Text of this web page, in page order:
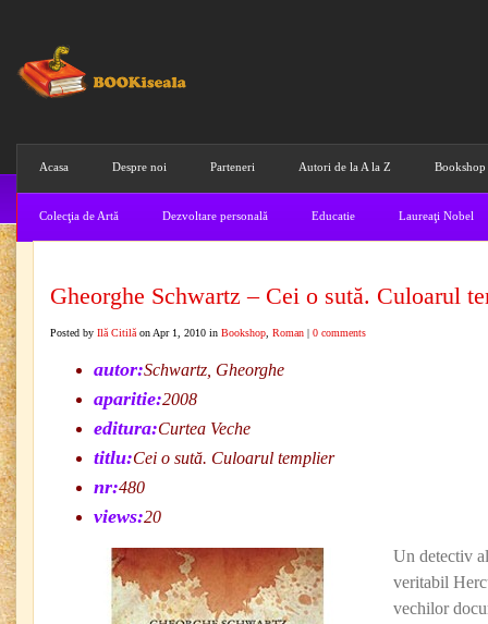
Acasa Despre noi Parteneri Autori de la A la Z Bookshop
Colecţia de Artă Dezvoltare personală Educatie Laureaţi Nobel
Gheorghe Schwartz – Cei o sută. Culoarul
Posted by Ilă Citilă on Apr 1, 2010 in Bookshop Roman | 0 comments
autor:Schwartz, Gheorghe
aparitie:2008
editura:Curtea Veche
titlu:Cei o sută. Culoarul templier
nr:480
views:20
Un detectiv
veritabil
vechilor